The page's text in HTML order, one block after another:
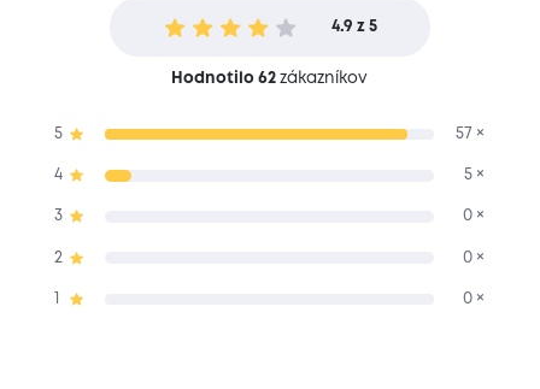
4.9 z 5
Hodnotilo 62 zákazníkov
5 57 ×
4 5 ×
3 0 ×
2 0 ×
0 ×